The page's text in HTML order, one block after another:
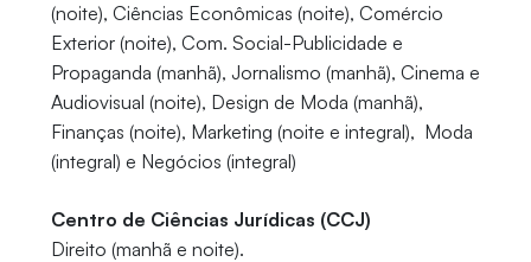
(noite), Ciências Econômicas (noite), Comércio
Exterior (noite), Com. Social-Publicidade e
Propaganda (manhã), Jornalismo (manhã), Cinema e
Audiovisual (noite), Design de Moda (manhã),
Finanças (noite), Marketing (noite e integral), Moda
(integral) e Negócios (integral)
Centro de Ciências Jurídicas (CCJ)
Direito (manhã e noite).